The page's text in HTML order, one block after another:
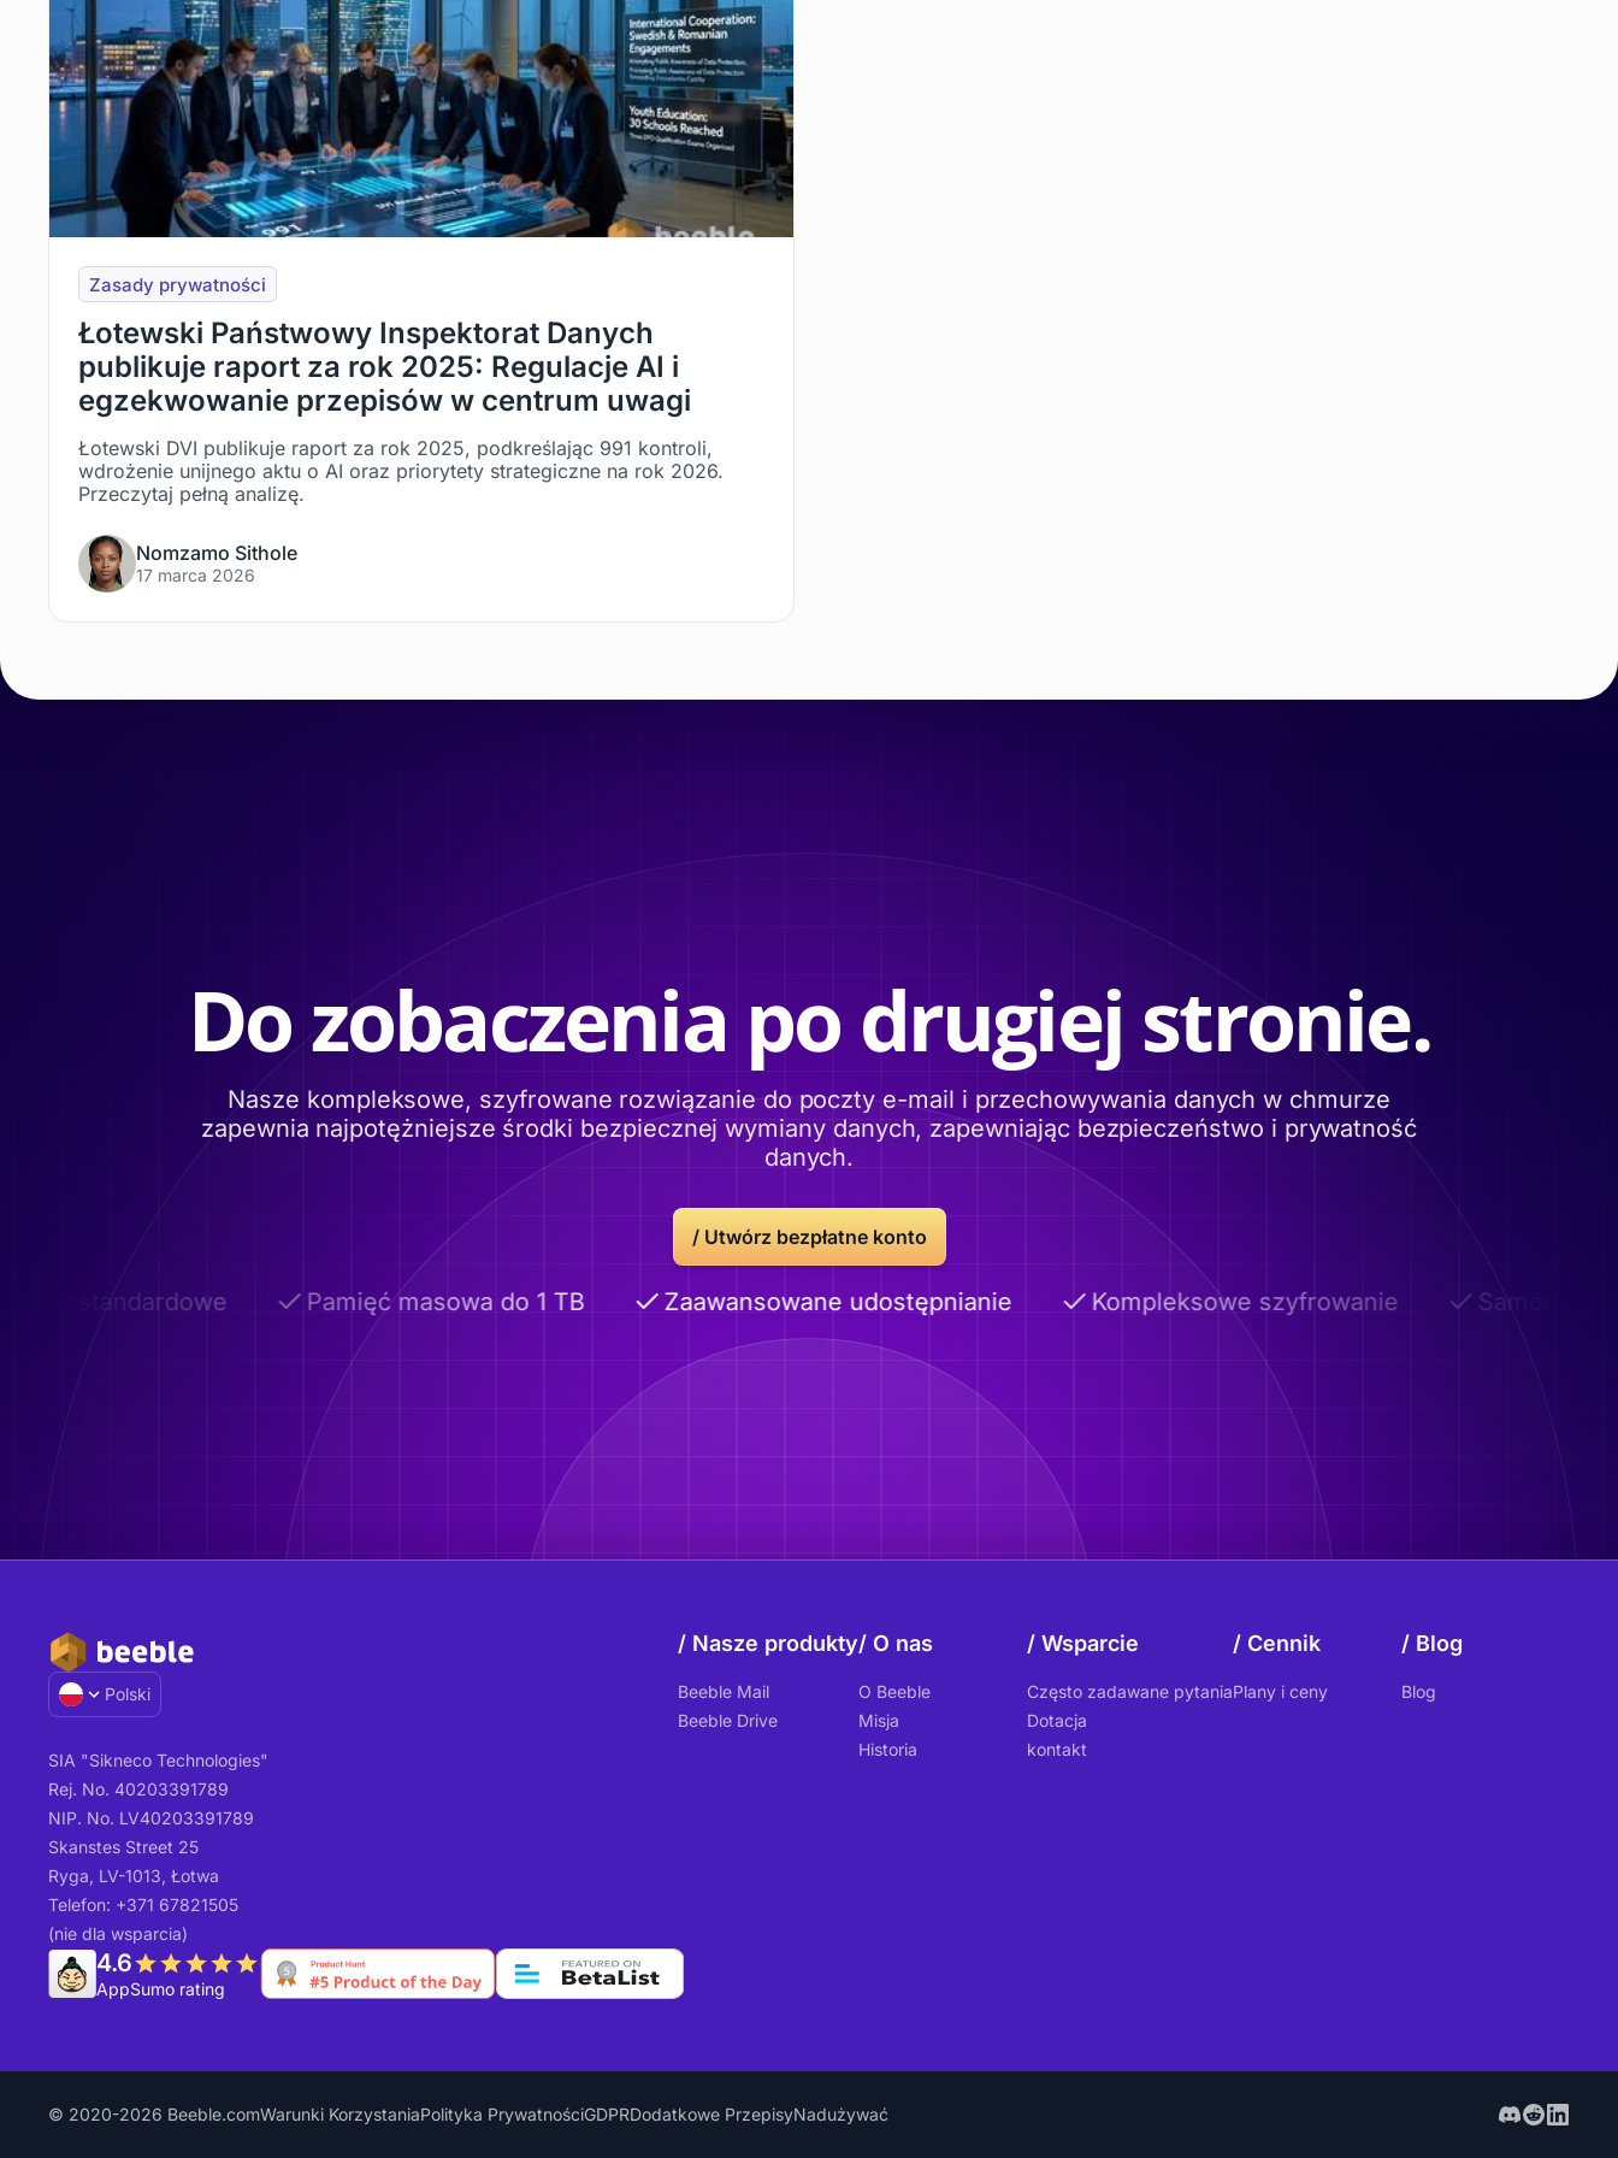
Zasady prywatności
Łotewski Państwowy Inspektorat Danych
publikuje raport za rok 2025: Regulacje AI i
egzekwowanie przepisów w centrum uwagi
Łotewski DVI publikuje raport za rok 2025, podkreślając 991 kontroli,
wdrożenie unijnego aktu o AI oraz priorytety strategiczne na rok 2026.
Przeczytaj pełną analizę.
Nomzamo Sithole
17 marca 2026
Do zobaczenia po drugiej stronie.
Nasze kompleksowe, szyfrowane rozwiązanie do poczty e-mail i przechowywania danych w chmurze
zapewnia najpotężniejsze środki bezpiecznej wymiany danych, zapewniając bezpieczeństwo i prywatność
danych.
/ Utwórz bezpłatne konto
niestandardowe Pamięć masowa do 1 TB Zaawansowane udostępnianie Kompleksowe szyfrowanie
Polski
SIA "Sikneco Technologies"
Rej. No. 40203391789
NIP. No. LV40203391789
Skanstes Street 25
Ryga, LV-1013, Łotwa
Telefon: +371 67821505
(nie dla wsparcia)
Nasze produkty
Beeble Mail
Beeble Drive
O nas
O Beeble
Misja
Historia
Wsparcie
Często zadawane pytania
Dotacja
kontakt
Cennik
Plany i ceny
Blog
Blog
4.6
AppSumo rating
© 2020-2026 Beeble.comWarunki KorzystaniaPolityka PrywatnościGDPRDodatkowe PrzepisyNadużywać